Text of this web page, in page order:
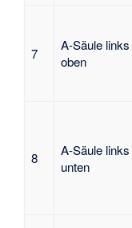
7
A-Säule links
oben
8
A-Säule links
unten